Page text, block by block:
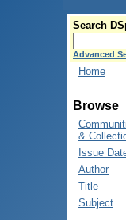
Search
Advanced
Home
Browse
&
Issue
Author
Title
Subject